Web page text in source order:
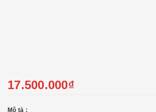
17.500.000₫
Mô tả :